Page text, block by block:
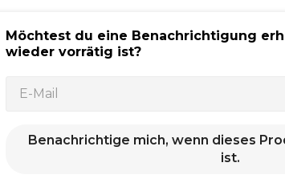
Möchtest du eine Benachrichtigung
wieder vorrätig ist?
Benachrichtige mich, wenn dieses
ist.